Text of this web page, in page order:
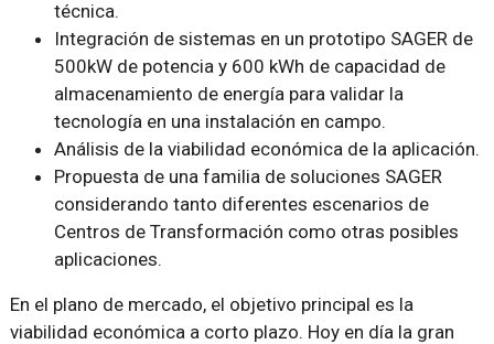
técnica.
Integración de sistemas en un prototipo SAGER de
500kW de potencia y 600 kWh de capacidad de
almacenamiento de energía para validar la
tecnología en una instalación en campo.
Análisis de la viabilidad económica de la aplicación.
Propuesta de una familia de soluciones SAGER
considerando tanto diferentes escenarios de
Centros de Transformación como otras posibles
aplicaciones.
En el plano de mercado, el objetivo principal es la
viabilidad económica a corto plazo. Hoy en día la gran